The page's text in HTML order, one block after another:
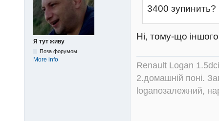
Я тут живу
Поза форумом
More info
3400 зупинить?
Ні, тому-що
Renault Logan
2.домашній поні.
loganозалежний,